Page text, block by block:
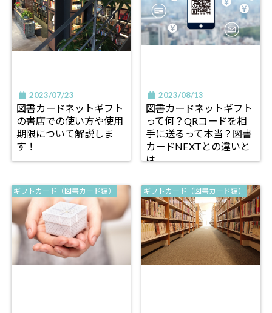
2023/07/23
図書カードネットギフト
の書店での使い方や使用
期限について解説しま
す！
2023/08/13
図書カードネットギフト
って何？QRコードを相
手に送るって本当？図書
カードNEXTとの違いと
は
ギフトカード（図書カード編） ギフトカード（図書カード編）